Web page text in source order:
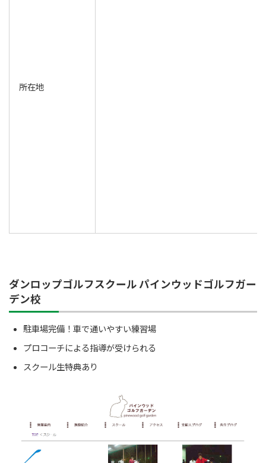
所在地
ダンロップゴルフスクール パインウッドゴルフガー
デン校
駐車場完備！車で通いやすい練習場
プロコーチによる指導が受けられる
スクール生特典あり